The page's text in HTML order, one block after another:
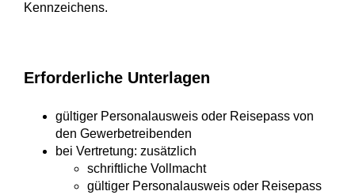
Kennzeichens.
Erforderliche Unterlagen
gültiger Personalausweis oder Reisepass von
den Gewerbetreibenden
bei Vertretung: zusätzlich
schriftliche Vollmacht
gültiger Personalausweis oder Reisepass